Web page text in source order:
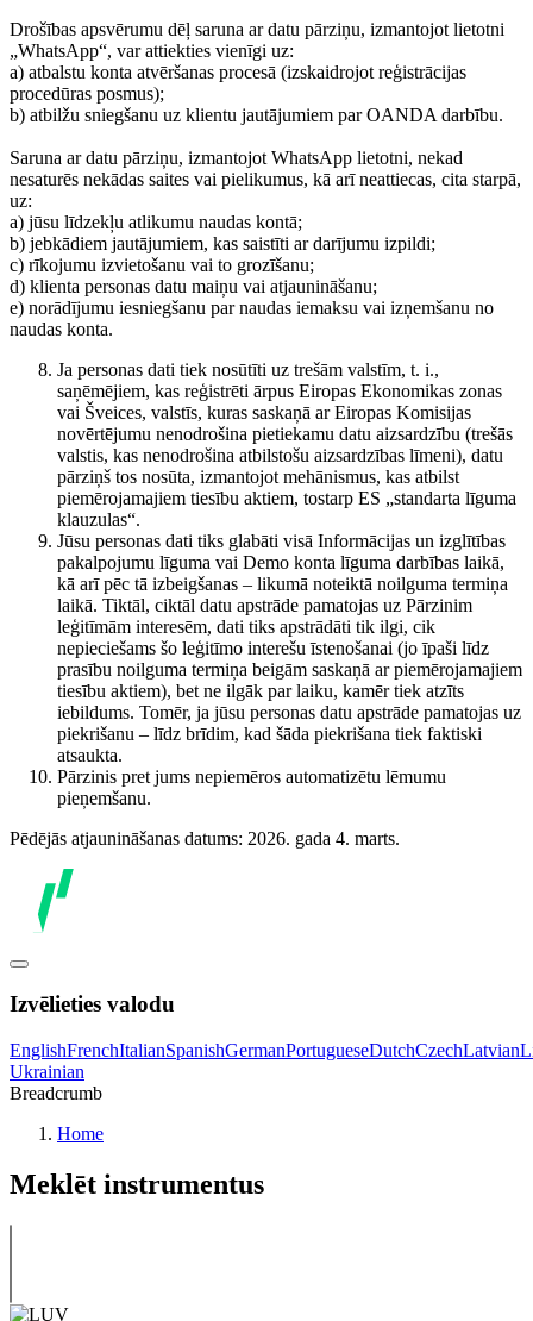
Drošības apsvērumu dēļ saruna ar datu pārziņu, izmantojot lietotni
„WhatsApp“, var attiekties vienīgi uz:
a) atbalstu konta atvēršanas procesā (izskaidrojot reģistrācijas
procedūras posmus);
b) atbilžu sniegšanu uz klientu jautājumiem par OANDA darbību.
Saruna ar datu pārziņu, izmantojot WhatsApp lietotni, nekad
nesaturēs nekādas saites vai pielikumus, kā arī neattiecas, cita starpā,
uz:
a) jūsu līdzekļu atlikumu naudas kontā;
b) jebkādiem jautājumiem, kas saistīti ar darījumu izpildi;
c) rīkojumu izvietošanu vai to grozīšanu;
d) klienta personas datu maiņu vai atjaunināšanu;
e) norādījumu iesniegšanu par naudas iemaksu vai izņemšanu no
naudas konta.
Ja personas dati tiek nosūtīti uz trešām valstīm, t. i.,
saņēmējiem, kas reģistrēti ārpus Eiropas Ekonomikas zonas
vai Šveices, valstīs, kuras saskaņā ar Eiropas Komisijas
novērtējumu nenodrošina pietiekamu datu aizsardzību (trešās
valstis, kas nenodrošina atbilstošu aizsardzības līmeni), datu
pārziņš tos nosūta, izmantojot mehānismus, kas atbilst
piemērojamajiem tiesību aktiem, tostarp ES „standarta līguma
klauzulas“.
Jūsu personas dati tiks glabāti visā Informācijas un izglītības
pakalpojumu līguma vai Demo konta līguma darbības laikā,
kā arī pēc tā izbeigšanas – likumā noteiktā noilguma termiņa
laikā. Tiktāl, ciktāl datu apstrāde pamatojas uz Pārzinim
leģitīmām interesēm, dati tiks apstrādāti tik ilgi, cik
nepieciešams šo leģitīmo interešu īstenošanai (jo īpaši līdz
prasību noilguma termiņa beigām saskaņā ar piemērojamajiem
tiesību aktiem), bet ne ilgāk par laiku, kamēr tiek atzīts
iebildums. Tomēr, ja jūsu personas datu apstrāde pamatojas uz
piekrišanu – līdz brīdim, kad šāda piekrišana tiek faktiski
atsaukta.
Pārzinis pret jums nepiemēros automatizētu lēmumu
pieņemšanu.
Pēdējās atjaunināšanas datums: 2026. gada 4. marts.
Izvēlieties valodu
EnglishFrenchItalianSpanishGermanPortugueseDutchCzechLatvian
Ukrainian
Breadcrumb
Home
Meklēt instrumentus